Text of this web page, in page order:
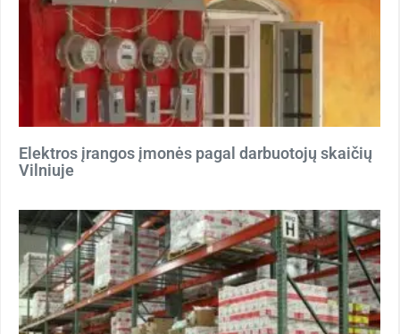
Elektros įrangos įmonės pagal darbuotojų skaičių
Vilniuje